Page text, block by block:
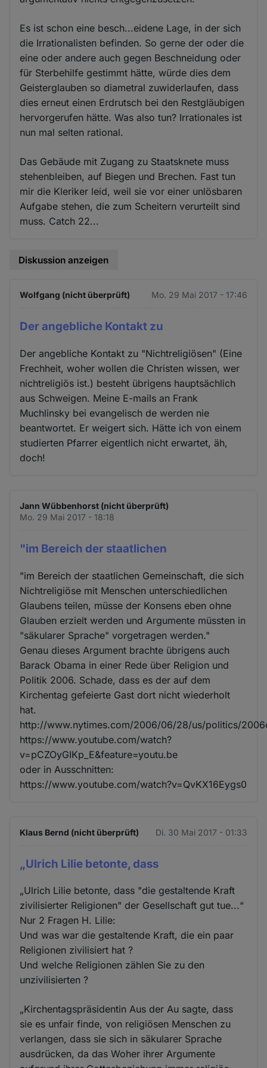
Es ist schon eine besch...eidene Lage, in der sich
die Irrationalisten befinden. So gerne der oder die
eine oder andere auch gegen Beschneidung oder
für Sterbehilfe gestimmt hätte, würde dies dem
Geisterglauben so diametral zuwiderlaufen, dass
dies erneut einen Erdrutsch bei den Restgläubigen
hervorgerufen hätte. Was also tun? Irrationales ist
nun mal selten rational.
Das Gebäude mit Zugang zu Staatsknete muss
stehenbleiben, auf Biegen und Brechen. Fast tun
mir die Kleriker leid, weil sie vor einer unlösbaren
Aufgabe stehen, die zum Scheitern verurteilt sind
muss. Catch 22...
Diskussion anzeigen
Wolfgang (nicht überprüft) Mo. 29 Mai 2017 - 17:46
Der angebliche Kontakt zu
Der angebliche Kontakt zu "Nichtreligiösen" (Eine
Frechheit, woher wollen die Christen wissen, wer
nichtreligiös ist.) besteht übrigens hauptsächlich
aus Schweigen. Meine E-mails an Frank
Muchlinsky bei evangelisch de werden nie
beantwortet. Er weigert sich. Hätte ich von einem
studierten Pfarrer eigentlich nicht erwartet, äh,
doch!
Jann Wübbenhorst (nicht überprüft)
Mo. 29 Mai 2017 - 18:18
"im Bereich der staatlichen
"im Bereich der staatlichen Gemeinschaft, die sich
Nichtreligiöse mit Menschen unterschiedlichen
Glaubens teilen, müsse der Konsens eben ohne
Glauben erzielt werden und Argumente müssten in
"säkularer Sprache" vorgetragen werden."
Genau dieses Argument brachte übrigens auch
Barack Obama in einer Rede über Religion und
Politik 2006. Schade, dass es der auf dem
Kirchentag gefeierte Gast dort nicht wiederholt
hat.
http://www.nytimes.com/2006/06/28/us/politics/
https://www.youtube.com/watch?
v=pCZOyGIKp_E&feature=youtu.be
oder in Ausschnitten:
https://www.youtube.com/watch?v=QvKX16Eygs0
Klaus Bernd (nicht überprüft) Di. 30 Mai 2017 - 01:33
„Ulrich Lilie betonte, dass
„Ulrich Lilie betonte, dass "die gestaltende Kraft
zivilisierter Religionen" der Gesellschaft gut tue...“
Nur 2 Fragen H. Lilie:
Und was war die gestaltende Kraft, die ein paar
Religionen zivilisiert hat ?
Und welche Religionen zählen Sie zu den
unzivilisierten ?
„Kirchentagspräsidentin Aus der Au sagte, dass
sie es unfair finde, von religiösen Menschen zu
verlangen, dass sie sich in säkularer Sprache
ausdrücken, da das Woher ihrer Argumente